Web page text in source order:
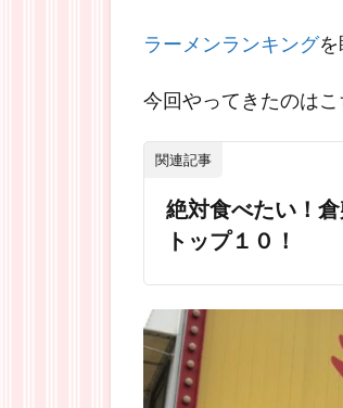
ラーメンランキングを
今回やってきたのはこ
関連記事
絶対食べたい！
トップ１０！